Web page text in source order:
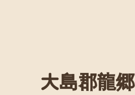
大島郡龍